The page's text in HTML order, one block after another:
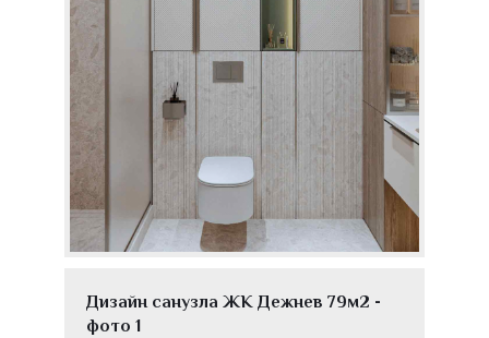
Дизайн санузла ЖК Дежнев 79м2 -
фото 1